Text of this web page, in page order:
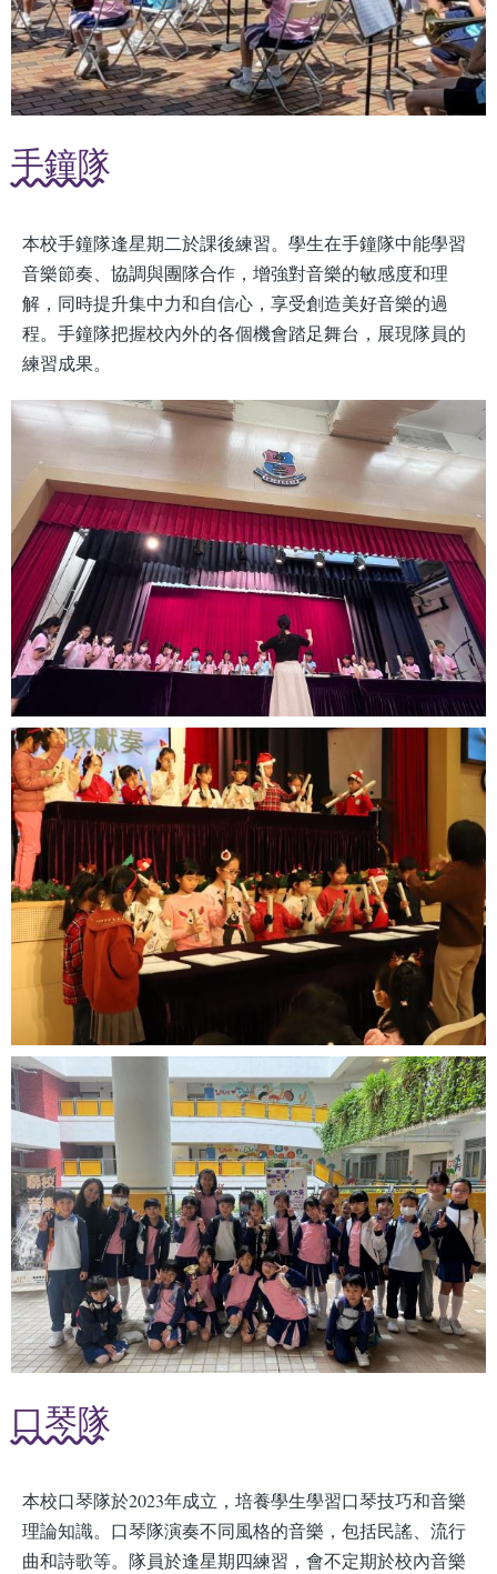
手鐘隊
本校手鐘隊逢星期二於課後練習。學生在手鐘隊中能學習
音樂節奏、協調與團隊合作，增強對音樂的敏感度和理
解，同時提升集中力和自信心，享受創造美好音樂的過
程。手鐘隊把握校內外的各個機會踏足舞台，展現隊員的
練習成果。
口琴隊
本校口琴隊於2023年成立，培養學生學習口琴技巧和音樂
理論知識。口琴隊演奏不同風格的音樂，包括民謠、流行
曲和詩歌等。隊員於逢星期四練習，會不定期於校內音樂